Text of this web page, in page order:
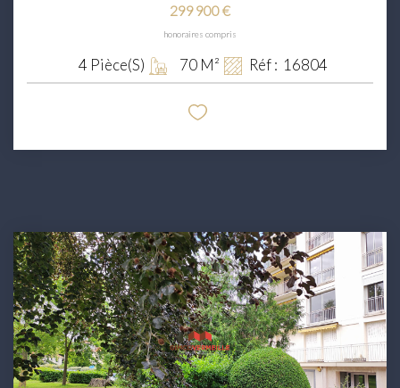
299 900 €
honoraires compris
4 Pièce(s) 70 M² Réf : 16804